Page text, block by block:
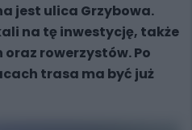
jest ulica Grzybowa.
na tę inwestycję, także
rowerzystów. Po
trasa ma być już